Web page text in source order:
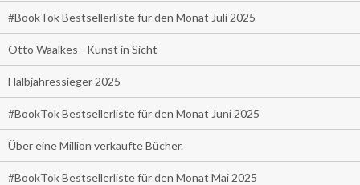
#BookTok Bestsellerliste für den Monat Juli 2025
Otto Waalkes - Kunst in Sicht
Halbjahressieger 2025
#BookTok Bestsellerliste für den Monat Juni 2025
Über eine Million verkaufte Bücher.
#BookTok Bestsellerliste für den Monat Mai 2025